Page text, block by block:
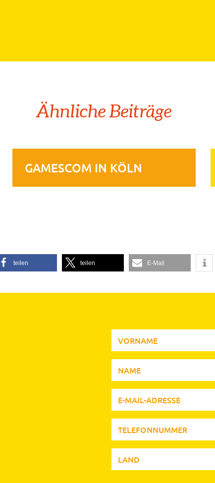
Ähnliche Beiträge
GAMESCOM IN KÖLN
teilen teilen E-Mail